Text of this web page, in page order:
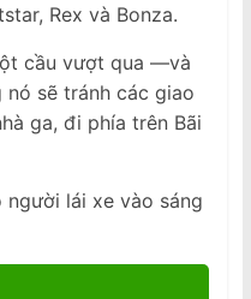
Rex và Bonza.
cầu vượt qua —và
sẽ tránh các giao
ga, đi phía trên Bãi
người lái xe vào sáng